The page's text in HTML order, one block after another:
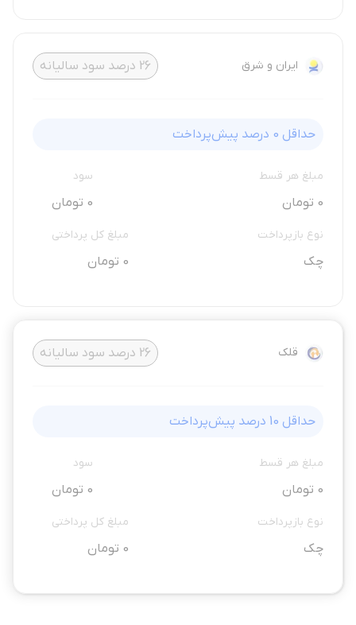
ایران و شرق 26 درصد سود سالیانه
حداقل 0 درصد پیش‌پرداخت
مبلغ هر قسط
0 تومان
سود
0 تومان
نوع بازپرداخت
چک
مبلغ کل پرداختی
0 تومان
قلک 26 درصد سود سالیانه
حداقل 10 درصد پیش‌پرداخت
مبلغ هر قسط
0 تومان
سود
0 تومان
نوع بازپرداخت
چک
مبلغ کل پرداختی
0 تومان